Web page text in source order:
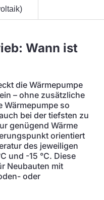
Wann ist
die Wärmepumpe
– ohne zusätzliche
Wärmepumpe so
bei der tiefsten zu
genügend Wärme
orientiert
des jeweiligen
und -15 °C. Diese
Neubauten mit
oder